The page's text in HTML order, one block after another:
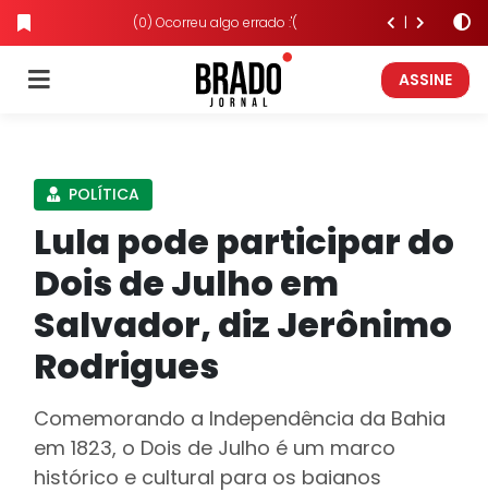
(0) Ocorreu algo errado :'(
ASSINE
POLÍTICA
Lula pode participar do
Dois de Julho em
Salvador, diz Jerônimo
Rodrigues
Comemorando a Independência da Bahia
em 1823, o Dois de Julho é um marco
histórico e cultural para os baianos